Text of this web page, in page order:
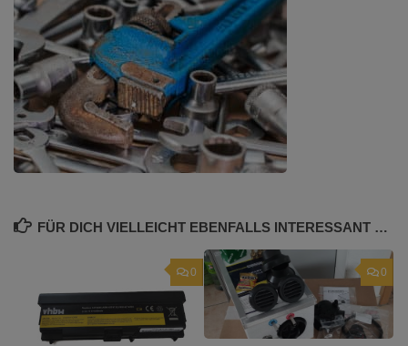
FÜR DICH VIELLEICHT EBENFALLS INTERESSANT …
0 0